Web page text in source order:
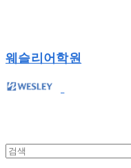
웨슬리어학원